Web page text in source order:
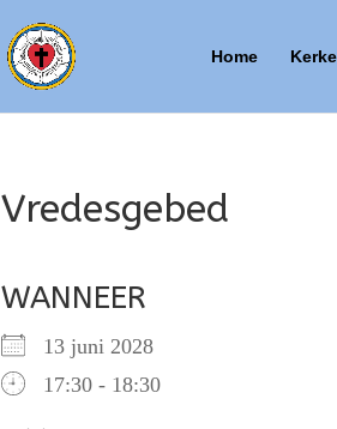
Home
Vredesgebed
WANNEER
13 juni 2028
17:30 - 18:30